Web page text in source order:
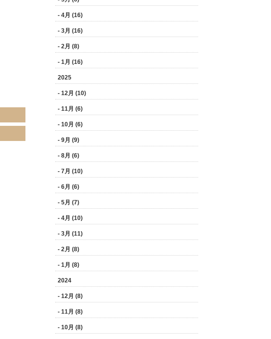
- 4月 (16)
- 3月 (16)
- 2月 (8)
- 1月 (16)
2025
- 12月 (10)
- 11月 (6)
- 10月 (6)
- 9月 (9)
- 8月 (6)
- 7月 (10)
- 6月 (6)
- 5月 (7)
- 4月 (10)
- 3月 (11)
- 2月 (8)
- 1月 (8)
2024
- 12月 (8)
- 11月 (8)
- 10月 (8)